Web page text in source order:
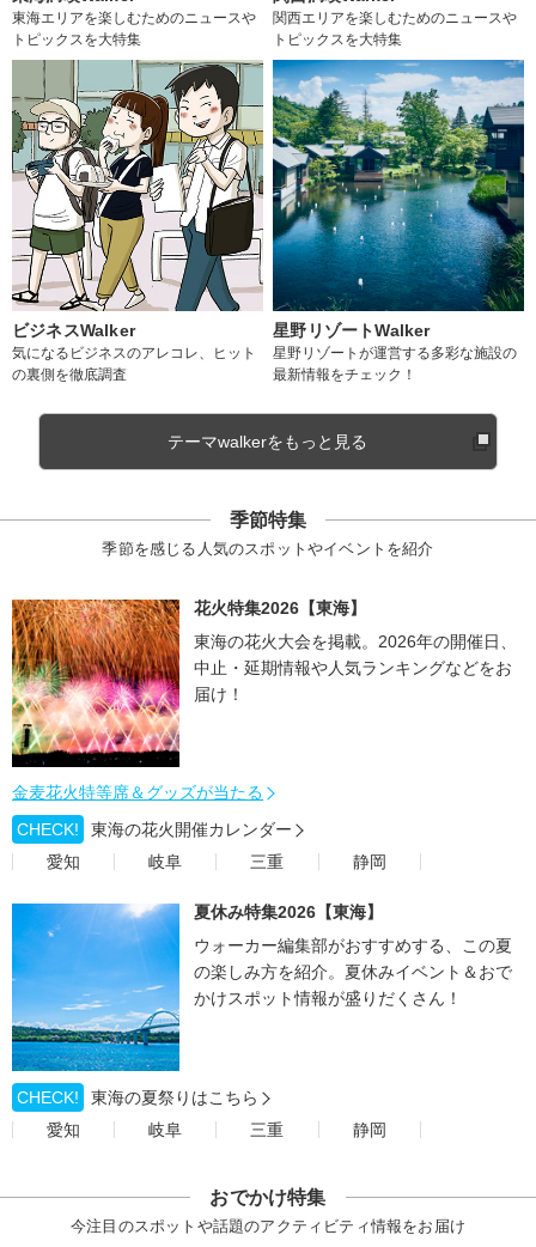
東海エリアを楽しむためのニュースや
トピックスを大特集
関西エリアを楽しむためのニュースや
トピックスを大特集
ビジネスWalker
気になるビジネスのアレコレ、ヒット
の裏側を徹底調査
星野リゾートWalker
星野リゾートが運営する多彩な施設の
最新情報をチェック！
テーマwalkerをもっと見る
季節特集
季節を感じる人気のスポットやイベントを紹介
花火特集2026【東海】
東海の花火大会を掲載。2026年の開催日、
中止・延期情報や人気ランキングなどをお
届け！
金麦花火特等席＆グッズが当たる
CHECK!
東海の花火開催カレンダー
愛知
岐阜 三重 静岡
夏休み特集2026【東海】
ウォーカー編集部がおすすめする、この夏
の楽しみ方を紹介。夏休みイベント＆おで
かけスポット情報が盛りだくさん！
CHECK!
東海の夏祭りはこちら
愛知
岐阜 三重 静岡
おでかけ特集
今注目のスポットや話題のアクティビティ情報をお届け